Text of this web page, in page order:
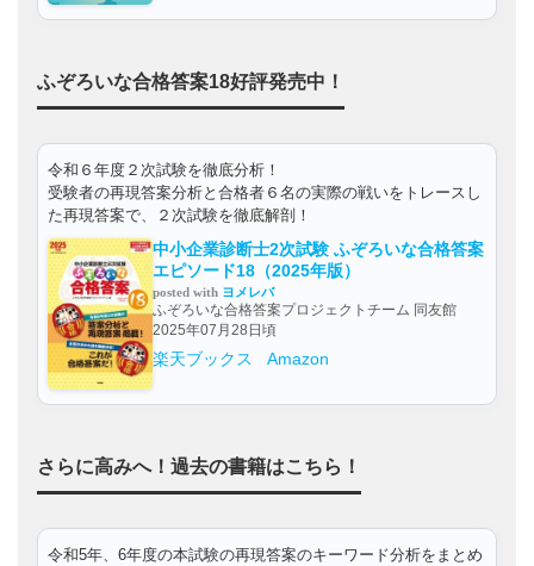
ふぞろいな合格答案18好評発売中！
令和６年度２次試験を徹底分析！
受験者の再現答案分析と合格者６名の実際の戦いをトレースし
た再現答案で、２次試験を徹底解剖！
中小企業診断士2次試験 ふぞろいな合格答案
エピソード18（2025年版）
posted with ヨメレバ
ふぞろいな合格答案プロジェクトチーム 同友館
2025年07月28日頃
楽天ブックス Amazon
さらに高みへ！過去の書籍はこちら！
令和5年、6年度の本試験の再現答案のキーワード分析をまとめ